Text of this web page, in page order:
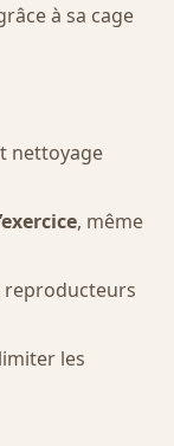
à sa cage
nettoyage
, même
les